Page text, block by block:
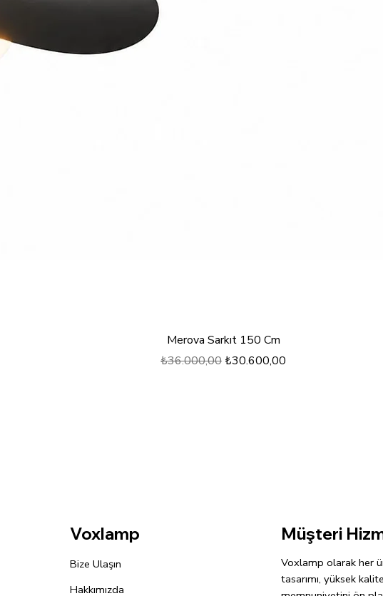
Hızlı Bakış
Merova Sarkıt 150 Cm
Normal Fiyat
₺36.000,00 İndirimli Fiyat
₺30.600,00
Voxlamp
Bize Ulaşın
Hakkımızda
Müşteri
Voxlamp olarak her
tasarımı, yüksek